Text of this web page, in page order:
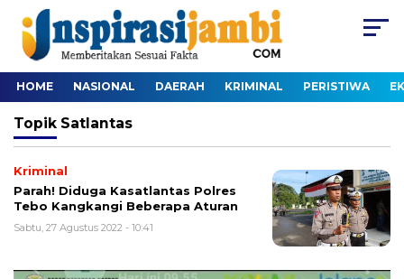
HOME NASIONAL DAERAH KRIMINAL PERISTIWA
Topik Satlantas
Kriminal
Parah! Diduga Kasatlantas Polres
Tebo Kangkangi Beberapa Aturan
Sabtu, 27 Agustus 2022 - 10:41